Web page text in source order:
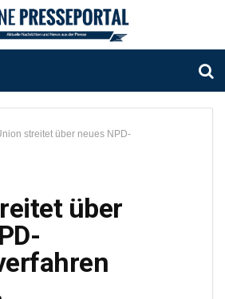
streitet über neues NPD-
über